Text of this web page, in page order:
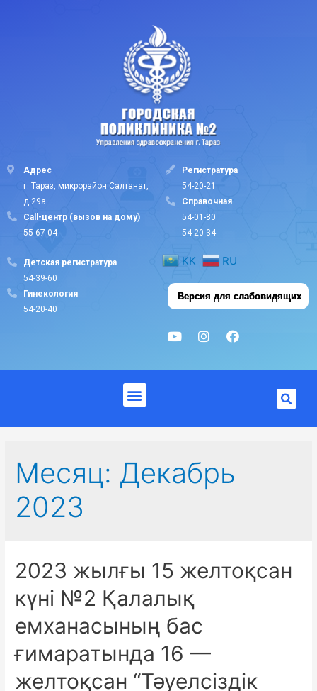
Адрес
г. Тараз, микрорайон Салтанат,
д.29а
Call-центр (вызов на дому)
55-67-04
Регистратура
54-20-21
Cправочная
54-01-80
54-20-34
Детская регистратура
54-39-60
Гинекология
54-20-40
KK RU
Версия для слабовидящих
Месяц: Декабрь
2023
2023 жылғы 15 желтоқсан
күні №2 Қалалық
емханасының бас
ғимаратында 16 —
желтоқсан “Тәуелсіздік